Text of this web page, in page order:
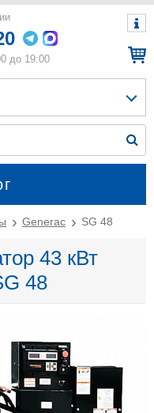
до 19:00
Generac SG 48
43 кВт
48